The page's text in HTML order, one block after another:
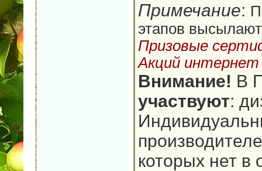
Примечание:
этапов
Призовые
Акций интернет
Внимание! В
участвуют:
которых нет